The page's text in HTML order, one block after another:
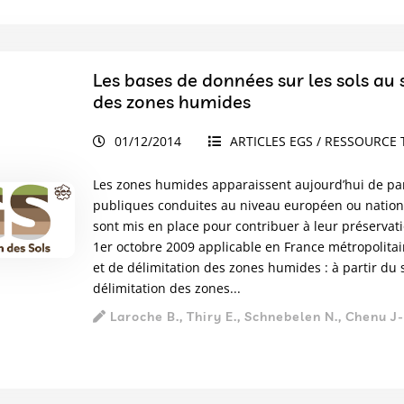
Les bases de données sur les sols
des zones humides
01/12/2014 ARTICLES EGS /
Les zones humides apparaissent aujourd’hui de
publiques conduites au niveau européen ou
sont mis en place pour contribuer à leur
1er octobre 2009 applicable en France
et de délimitation des zones humides : à partir du
délimitation des zones...
Laroche B., Thiry E., Schnebelen N., Chenu